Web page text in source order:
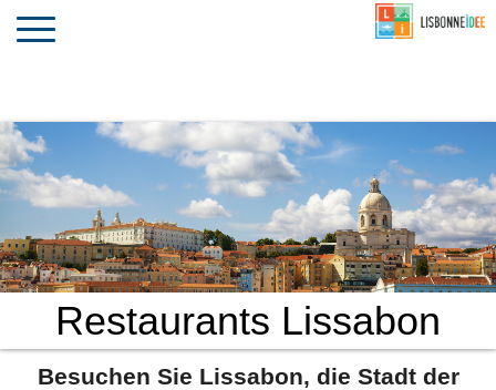
LE PORTUGAL
Toggle
navigation
Restaurants Lissabon
Besuchen Sie Lissabon, die Stadt der